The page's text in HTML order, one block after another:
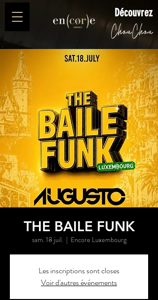
Découvrez
THE BAILE FUNK
sam. 18 juil.
  |
Encore Luxembourg
Les inscriptions sont closes
Voir d'autres événements